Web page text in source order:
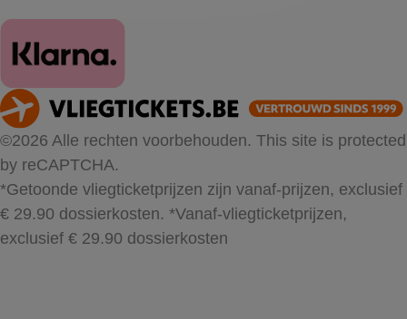
©2026 Alle rechten voorbehouden. This site is protected
by reCAPTCHA.
*Getoonde vliegticketprijzen zijn vanaf-prijzen, exclusief
€ 29.90 dossierkosten. *Vanaf-vliegticketprijzen,
exclusief € 29.90 dossierkosten